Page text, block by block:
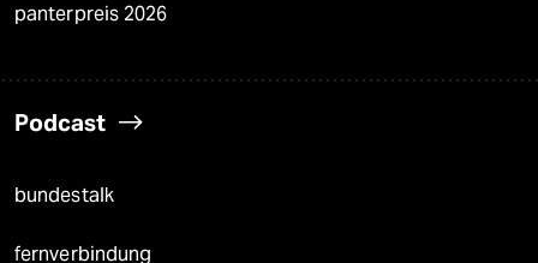
panterpreis 2026
Podcast
bundestalk
fernverbindung